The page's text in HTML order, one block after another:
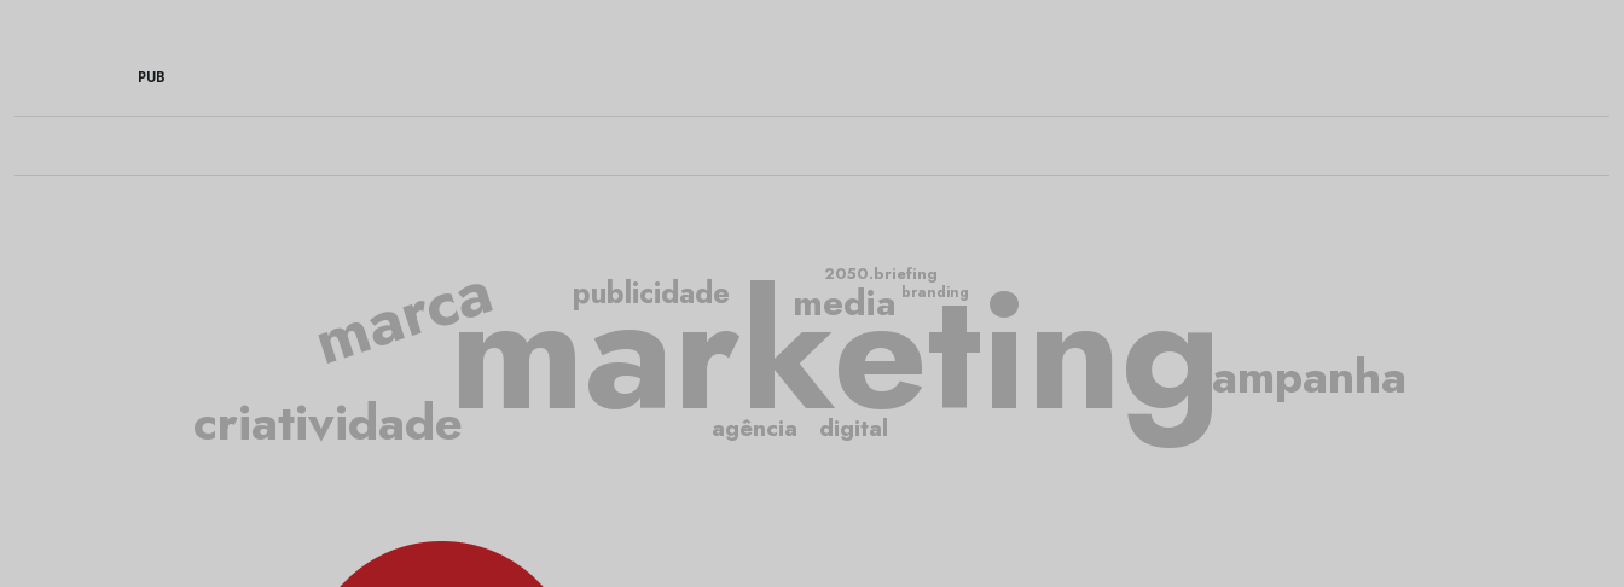
PUB
marketing
publicidade
marca
criatividade
campanha
media
agência digital
2050.briefing
branding